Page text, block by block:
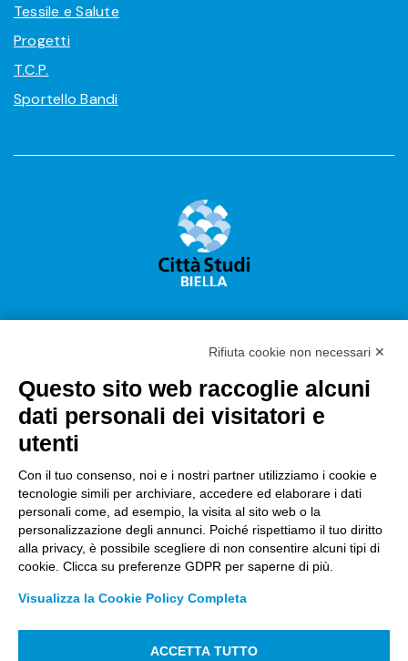
Tessile e Salute
Progetti
T.C.P.
Sportello Bandi
Città Studi S.p.A.
Sede Legale Corso G. Pella, 2 – 13900 Biella Italy –
18.235.000,00
Registro Imprese Biella C. F. e numero 01491490023 –
R.E.A. CCIAA BI n. 142579 – Partita IVA 01491490023
PEC:amm.cittastudi@pec.ptbiellese.it–
megaweb@pec.ptbiellese.it
Informative Privacy–Privacy Policy
Rifiuta cookie non necessari ✕
Questo sito web raccoglie alcuni
dati personali dei visitatori e
utenti
Con il tuo consenso, noi e i nostri partner utilizziamo i cookie e
tecnologie simili per archiviare, accedere ed elaborare i dati
personali come, ad esempio, la visita al sito web o la
personalizzazione degli annunci. Poiché rispettiamo il tuo diritto
alla privacy, è possibile scegliere di non consentire alcuni tipi di
cookie. Clicca su preferenze GDPR per saperne di più.
Visualizza la Cookie Policy Completa
ACCETTA TUTTO